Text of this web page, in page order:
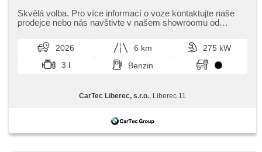
beheizte Lenkrad, zatmavená zadní skla, el. tažné zařízení,
bezklíčové odemykání, bezklíčové startování, beheizte
Skvělá volba. Pro více informací o voze kontaktujte naše
prodejce nebo nás navštivte v našem showroomu od
2026 6 km
275 kW
3 l
Benzin
CarTec Liberec, s.r.o. , Liberec 11